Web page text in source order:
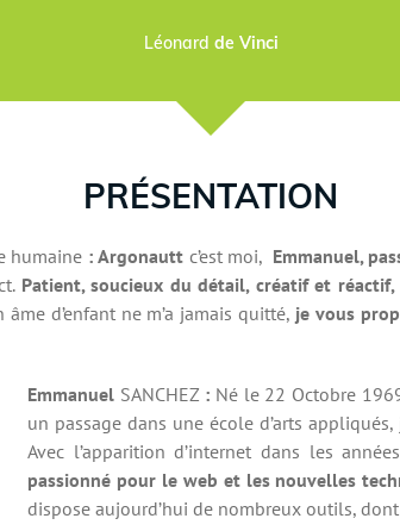
Léonard de Vinci
PRÉSENTATION
humaine : Argonautt c’est moi, Emmanuel,
Patient, soucieux du détail, créatif et réactif,
d’enfant ne m’a jamais quitté, je vous
EmmanuelSANCHEZ : Né le 22 Octobre
un passage dans une école d’arts
Avec l’apparition d’internet dans les
passionné pour le web et les nouvelles
dispose aujourd’hui de nombreux outils,